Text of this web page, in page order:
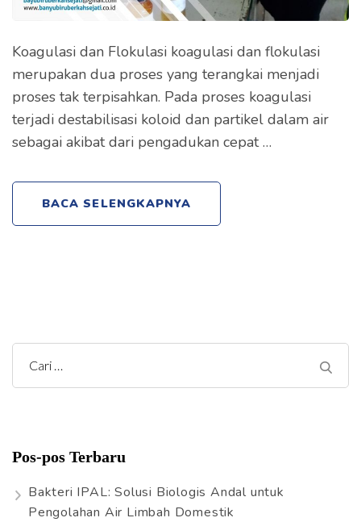
Koagulasi dan Flokulasi koagulasi dan flokulasi
merupakan dua proses yang terangkai menjadi
proses tak terpisahkan. Pada proses koagulasi
terjadi destabilisasi koloid dan partikel dalam air
sebagai akibat dari pengadukan cepat …
BACA SELENGKAPNYA
C
a
u
t
Pos-pos Terbaru
Bakteri IPAL: Solusi Biologis Andal untuk
Pengolahan Air Limbah Domestik